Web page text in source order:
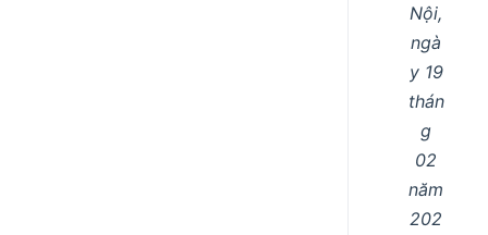
Nội,
ngà
y 19
thán
g
02
năm
202